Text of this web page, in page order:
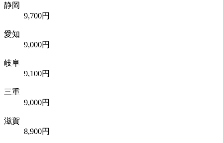
静岡
9,700円
愛知
9,000円
岐阜
9,100円
三重
9,000円
滋賀
8,900円